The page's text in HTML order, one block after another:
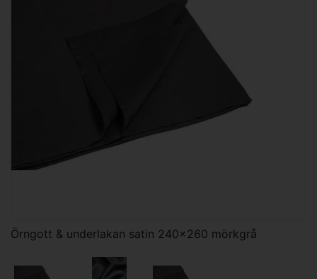
Örngott & underlakan satin 240x260 mörkgrå